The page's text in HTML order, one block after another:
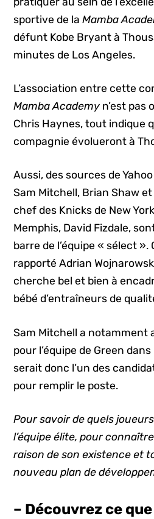
sportive de laMamba
défunt Kobe Bryant à
minutes de Los Angeles.
L’association entre cette
Mamba Academy n’est pas
Chris Haynes, tout indique
compagnie évolueront à
Aussi, des sources de
Sam Mitchell, Brian Shaw
chef des Knicks de New
Memphis, David Fizdale,
barre de l’équipe « sélect ».
rapporté Adrian
cherche bel et bien à
bébé d’entraîneurs de
Sam Mitchell a notamment
pour l’équipe de Green
serait donc l’un des
pour remplir le poste.
Pour savoir de quels
l’équipe élite, pour
raison de son existence et
nouveau plan de
– Découvrez ce